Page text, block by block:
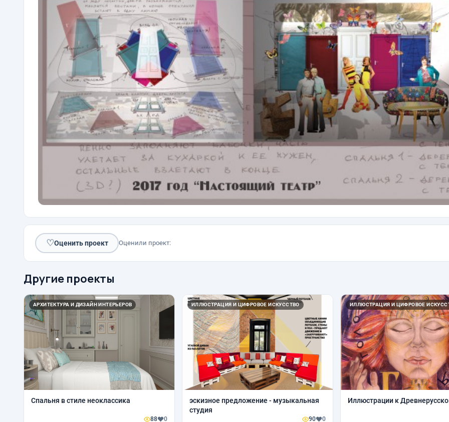
♡Оценить проект Оценили проект:
Другие проекты
АРХИТЕКТУРА И ДИЗАЙН ИНТЕРЬЕРОВ
Спальня в стиле неоклассика
88 0
ИЛЛЮСТРАЦИЯ И ЦИФРОВОЕ ИСКУССТВО
эскизное предложение - музыкальная
студия
90 0
ИЛЛЮСТРАЦИЯ И ЦИФРОВОЕ
Иллюстрации к